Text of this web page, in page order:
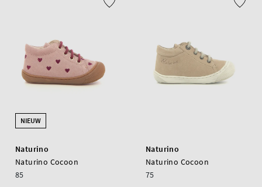
NIEUW
Naturino
Naturino Cocoon
85
Naturino
Naturino Cocoon
75